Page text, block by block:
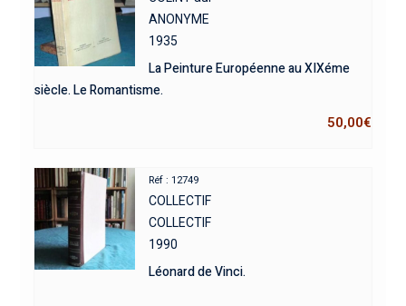
ANONYME
1935
La Peinture Européenne au XIXéme
siècle. Le Romantisme.
50,00€
Réf : 12749
COLLECTIF
COLLECTIF
1990
Léonard de Vinci.